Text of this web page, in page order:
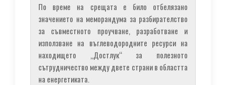
По време на срещата е било отбелязано
значението на меморандума за разбирателство
за съвместното проучване, разработване и
използване на въглеводородните ресурси на
находището „Достлук“ за полезното
сътрудничество между двете страни в областта
на енергетиката.